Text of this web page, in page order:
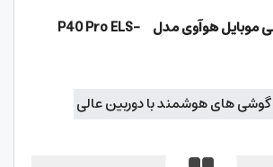
موبایل هوآوی مدل P40 Pro ELS-